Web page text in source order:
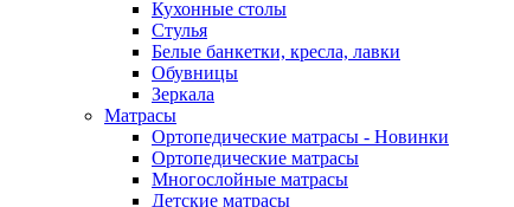
Кухонные столы
Стулья
Белые банкетки, кресла, лавки
Обувницы
Зеркала
Матрасы
Ортопедические матрасы - Новинки
Ортопедические матрасы
Многослойные матрасы
Детские матрасы